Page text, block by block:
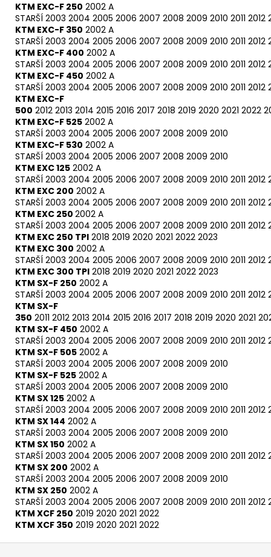
KTM EXC-F 250 2002 A
STARŠÍ 2003 2004 2005 2006 2007 2008 2009 2010 2011 2012
KTM EXC-F 350 2002 A
STARŠÍ 2003 2004 2005 2006 2007 2008 2009 2010 2011 2012
KTM EXC-F 400 2002 A
STARŠÍ 2003 2004 2005 2006 2007 2008 2009 2010 2011 2012
KTM EXC-F 450 2002 A
STARŠÍ 2003 2004 2005 2006 2007 2008 2009 2010 2011 2012
KTM EXC-F
500 2012 2013 2014 2015 2016 2017 2018 2019 2020 2021 2022
KTM EXC-F 525 2002 A
STARŠÍ 2003 2004 2005 2006 2007 2008 2009 2010
KTM EXC-F 530 2002 A
STARŠÍ 2003 2004 2005 2006 2007 2008 2009 2010
KTM EXC 125 2002 A
STARŠÍ 2003 2004 2005 2006 2007 2008 2009 2010 2011 2012
KTM EXC 200 2002 A
STARŠÍ 2003 2004 2005 2006 2007 2008 2009 2010 2011 2012
KTM EXC 250 2002 A
STARŠÍ 2003 2004 2005 2006 2007 2008 2009 2010 2011 2012
KTM EXC 250 TPI 2018 2019 2020 2021 2022 2023
KTM EXC 300 2002 A
STARŠÍ 2003 2004 2005 2006 2007 2008 2009 2010 2011 2012
KTM EXC 300 TPI 2018 2019 2020 2021 2022 2023
KTM SX-F 250 2002 A
STARŠÍ 2003 2004 2005 2006 2007 2008 2009 2010 2011 2012
KTM SX-F
350 2011 2012 2013 2014 2015 2016 2017 2018 2019 2020 2021
KTM SX-F 450 2002 A
STARŠÍ 2003 2004 2005 2006 2007 2008 2009 2010 2011 2012
KTM SX-F 505 2002 A
STARŠÍ 2003 2004 2005 2006 2007 2008 2009 2010
KTM SX-F 525 2002 A
STARŠÍ 2003 2004 2005 2006 2007 2008 2009 2010
KTM SX 125 2002 A
STARŠÍ 2003 2004 2005 2006 2007 2008 2009 2010 2011 2012
KTM SX 144 2002 A
STARŠÍ 2003 2004 2005 2006 2007 2008 2009 2010
KTM SX 150 2002 A
STARŠÍ 2003 2004 2005 2006 2007 2008 2009 2010 2011 2012
KTM SX 200 2002 A
STARŠÍ 2003 2004 2005 2006 2007 2008 2009 2010
KTM SX 250 2002 A
STARŠÍ 2003 2004 2005 2006 2007 2008 2009 2010 2011 2012
KTM XCF 250 2019 2020 2021 2022
KTM XCF 350 2019 2020 2021 2022